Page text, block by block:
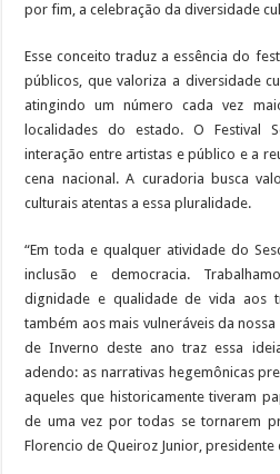
por fim, a celebração da diversidade
Esse conceito traduz a essência do
públicos, que valoriza a diversidade
atingindo um número cada vez
localidades do estado. O Festival
interação entre artistas e público e a
cena nacional. A curadoria busca
culturais atentas a essa pluralidade.
“Em toda e qualquer atividade do
inclusão e democracia.
dignidade e qualidade de vida aos
também aos mais vulneráveis da
de Inverno deste ano traz essa
adendo: as narrativas hegemônicas
aqueles que historicamente tiveram
de uma vez por todas se tornarem
Florencio de Queiroz Junior, presidente